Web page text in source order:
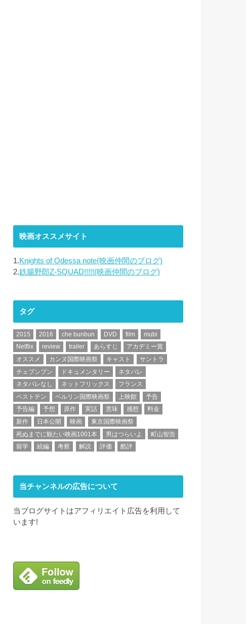
映画オススメサイト
1.Knights of Odessa note(映画仲間のブログ)
2.鉄腸野郎Z-SQUAD!!!!!(映画仲間のブログ)
タグ
2015 2016 che bunbun DVD film
mubi
Netflix
review trailer あらすじ
アカデミー賞
オススメ
カンヌ国際映画祭 キャスト
サントラ
チェブンブン
ドキュメンタリー
ネタバレ
ネタバレなし
ネットフリックス
フランス
ベストテン
ベルリン国際映画祭 上映館
予告
予告編
予想 原作 実話 意味 感想
料金
新作
日本公開 映画
東京国際映画祭
死ぬまでに観たい映画1001本
男はつらいよ
町山智浩
留学
続編 考察 解説 評価 酷評
当チャンネルの広告について
当ブログサイトはアフィリエイト広告を利用して
います!